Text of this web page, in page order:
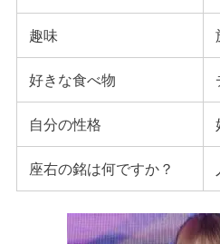
趣味
好きな食べ物
自分の性格
座右の銘は何ですか？